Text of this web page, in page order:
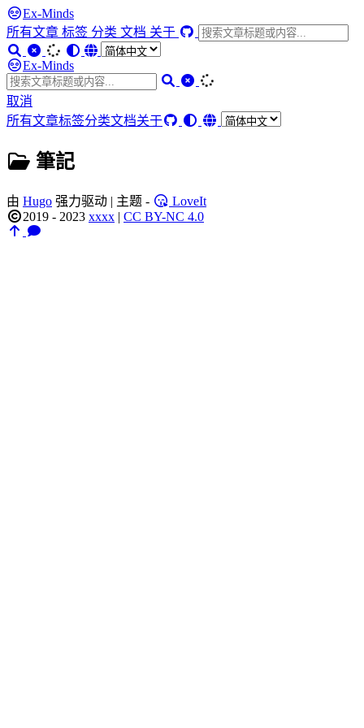
Ex-Minds
所有文章 标签 分类 文档 关于
Ex-Minds
取消
所有文章标签分类文档关于
筆記
由 Hugo 强力驱动 | 主题 -
LoveIt
2019 - 2023 xxxx | CC BY-NC 4.0